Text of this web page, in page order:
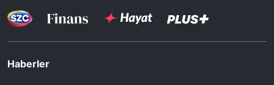
Haberler